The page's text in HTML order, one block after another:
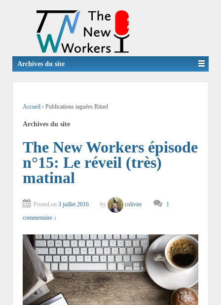
Archives du site
Accueil › Publications taguées Rituel
Archives du site
The New Workers épisode
n°15: Le réveil (très)
matinal
Posted on 3 juillet 2016 by colivier
1
commentaire ↓